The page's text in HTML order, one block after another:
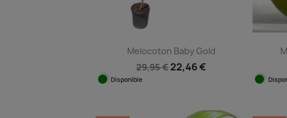
Melocoton Baby Gold
29,95 € 22,46 €
Disponible